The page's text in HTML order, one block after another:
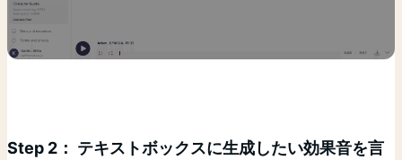
Step 2： テキストボックスに生成したい効果音を言